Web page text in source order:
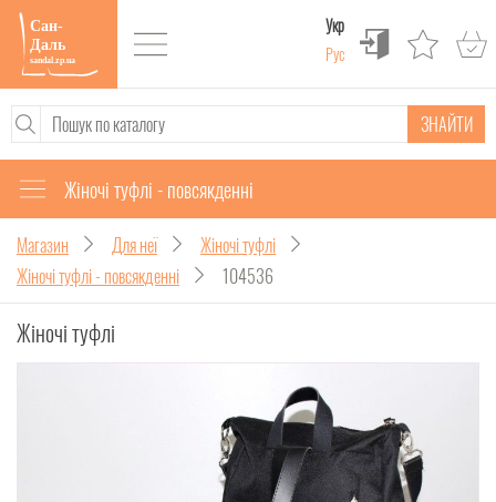
Укр
Рус
ЗНАЙТИ
Жіночі туфлі - повсякденні
Магазин Для неї
Жіночі туфлі
Жіночі туфлі - повсякденні
104536
Жіночі туфлі